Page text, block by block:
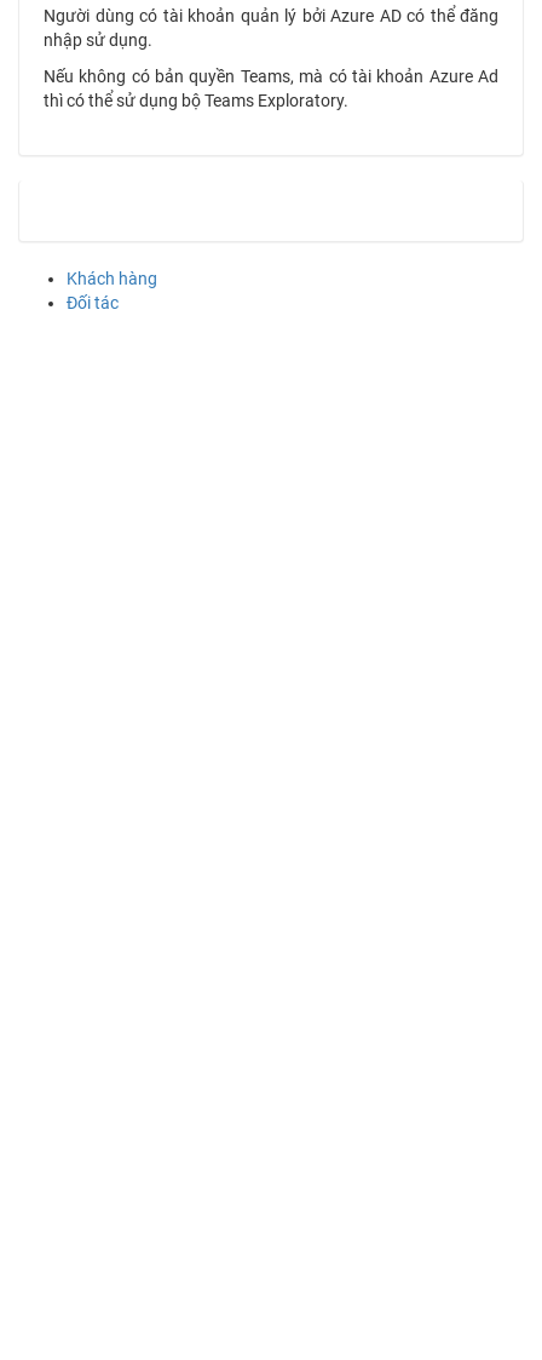
Người dùng có tài khoản quản lý bởi Azure AD có thể đăng
nhập sử dụng.
Nếu không có bản quyền Teams, mà có tài khoản Azure Ad
thì có thể sử dụng bộ Teams Exploratory.
Khách hàng
Đối tác